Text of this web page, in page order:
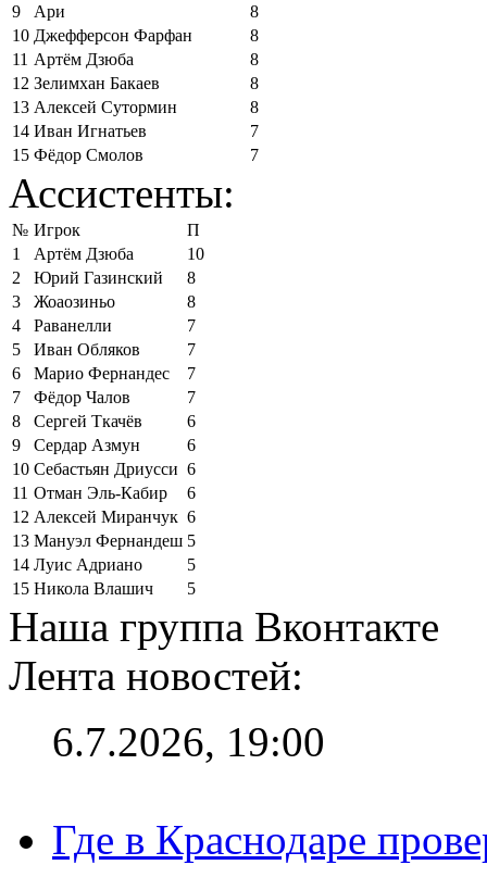
9
Ари
8
10 Джефферсон Фарфан
8
11 Артём Дзюба
8
12 Зелимхан Бакаев
8
13 Алексей Сутормин
8
14 Иван Игнатьев
7
15 Фёдор Смолов 7
Ассистенты:
№ Игрок
П
1
Артём Дзюба
10
2
Юрий Газинский
8
3
Жоаозиньо
8
4
Раванелли
7
5
Иван Обляков
7
6
Марио Фернандес
7
7
Фёдор Чалов
7
8
Сергей Ткачёв
6
9
Сердар Азмун
6
10 Себастьян Дриусси 6
11 Отман Эль-Кабир
6
12 Алексей Миранчук 6
13 Мануэл Фернандеш 5
14 Луис Адриано
5
15 Никола Влашич 5
Наша группа Вконтакте
Лента новостей:
6.7.2026, 19:00
Где в Краснодаре